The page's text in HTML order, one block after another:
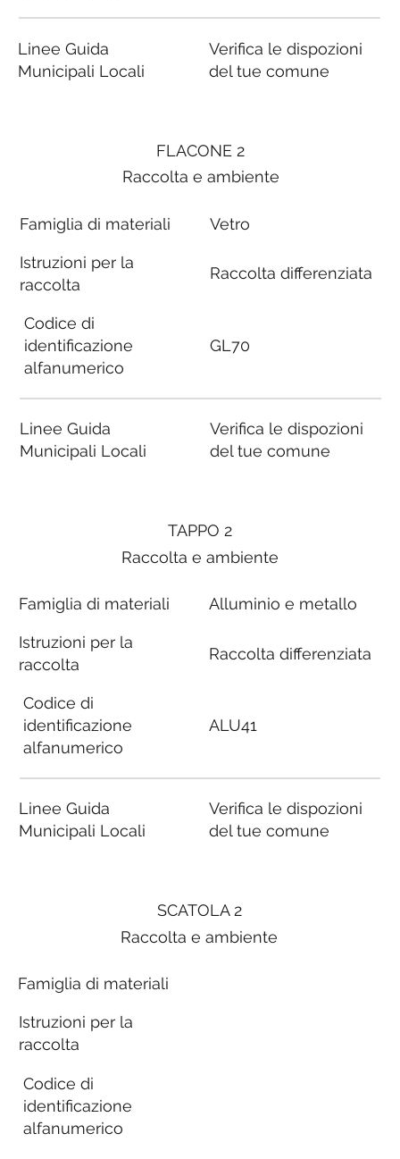
FLACONE 2
Raccolta e ambiente
Famiglia di materiali
Istruzioni per la
raccolta
Codice di
identificazione
alfanumerico
Linee Guida
Municipali Locali
Vetro
Raccolta differenziata
GL70
Verifica le dispozioni
del tue comune
SCATOLA 2
Raccolta e ambiente
Famiglia di materiali
Istruzioni per la
raccolta
Codice di
identificazione
alfanumerico
Linee Guida
Municipali Locali
Verifica le dispozioni
del tue comune
TAPPO 2
Raccolta e ambiente
Famiglia di materiali
Istruzioni per la
raccolta
Codice di
identificazione
alfanumerico
Linee Guida
Municipali Locali
Alluminio e metallo
Raccolta differenziata
ALU41
Verifica le dispozioni
del tue comune